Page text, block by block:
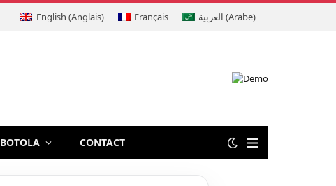
English (Anglais) Français العربية (Arabe)
BOTOLA CONTACT